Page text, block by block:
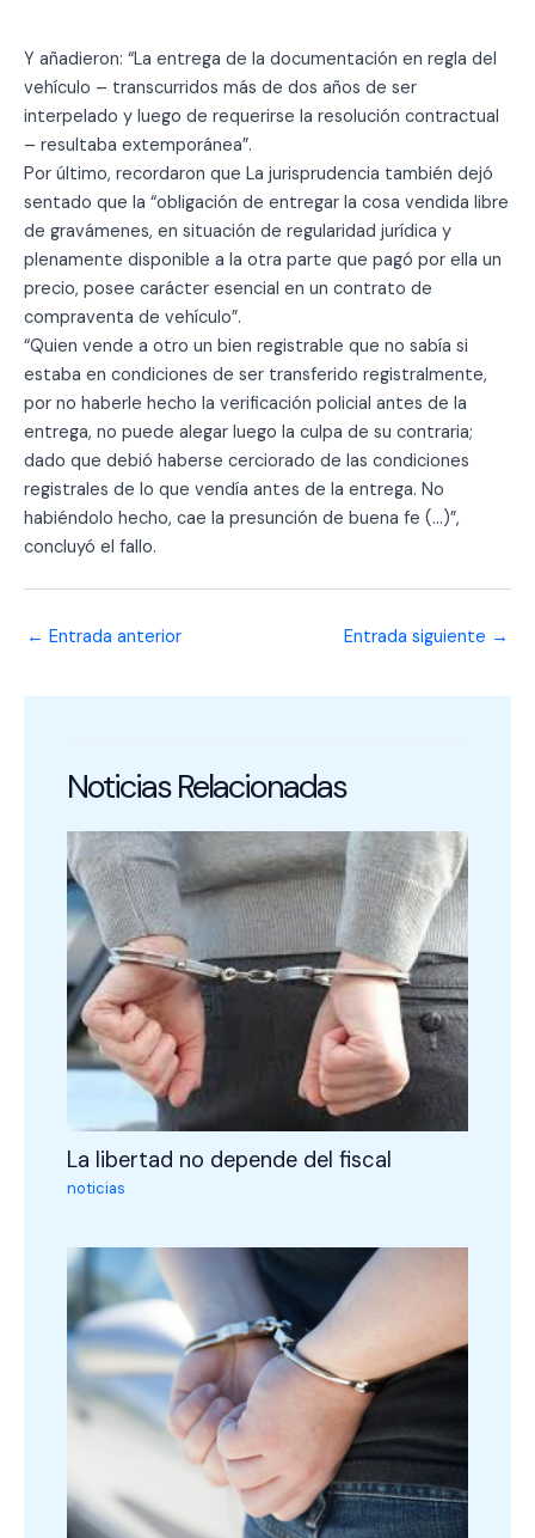
Y añadieron: “La entrega de la documentación en regla del
vehículo – transcurridos más de dos años de ser
interpelado y luego de requerirse la resolución contractual
– resultaba extemporánea”.
Por último, recordaron que La jurisprudencia también dejó
sentado que la “obligación de entregar la cosa vendida libre
de gravámenes, en situación de regularidad jurídica y
plenamente disponible a la otra parte que pagó por ella un
precio, posee carácter esencial en un contrato de
compraventa de vehículo”.
“Quien vende a otro un bien registrable que no sabía si
estaba en condiciones de ser transferido registralmente,
por no haberle hecho la verificación policial antes de la
entrega, no puede alegar luego la culpa de su contraria;
dado que debió haberse cerciorado de las condiciones
registrales de lo que vendía antes de la entrega. No
habiéndolo hecho, cae la presunción de buena fe (…)”,
concluyó el fallo.
← Entrada anterior Entrada siguiente →
Noticias Relacionadas
La libertad no depende del fiscal
noticias